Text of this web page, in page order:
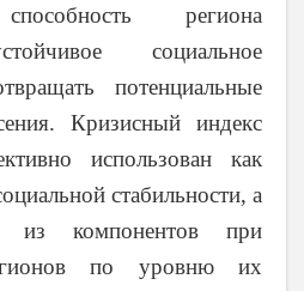
региона
социальное
потенциальные
Кризисный индекс
использован как
стабильности, а
из компонентов при
по уровню их